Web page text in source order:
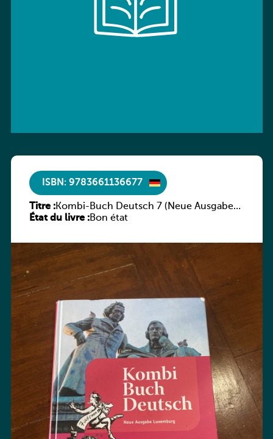
ISBN: 9783661136677
Titre :Kombi-Buch Deutsch 7 (Neue Ausgabe
Luxemburg)
État du livre :Bon état